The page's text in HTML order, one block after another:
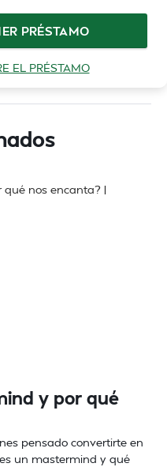
PRÉSTAMO
EL PRÉSTAMO
y por qué
pensado convertirte en
un mastermind y qué